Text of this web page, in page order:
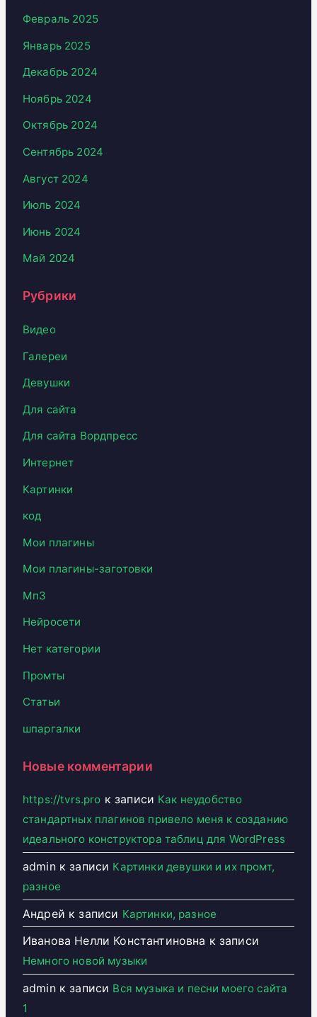
Февраль 2025
Январь 2025
Декабрь 2024
Ноябрь 2024
Октябрь 2024
Сентябрь 2024
Август 2024
Июль 2024
Июнь 2024
Май 2024
Рубрики
Видео
Галереи
Девушки
Для сайта
Для сайта Вордпресс
Интернет
Картинки
код
Мои плагины
Мои плагины-заготовки
Мп3
Нейросети
Нет категории
Промты
Статьи
шпаргалки
Новые комментарии
https://tvrs.pro к записи Как неудобство
стандартных плагинов привело меня к созданию
идеального конструктора таблиц для WordPress
adminк записи Картинки девушки и их промт,
разное
Андрей к записи Картинки, разное
Иванова Нелли Константиновна к записи
Немного новой музыки
adminк записи Вся музыка и песни моего сайта
1